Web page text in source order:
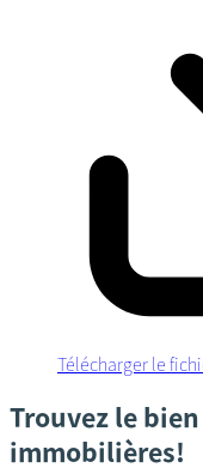
Télécharger le
Trouvez le
immobilières!